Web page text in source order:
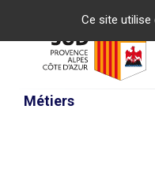
Ce site
Métiers